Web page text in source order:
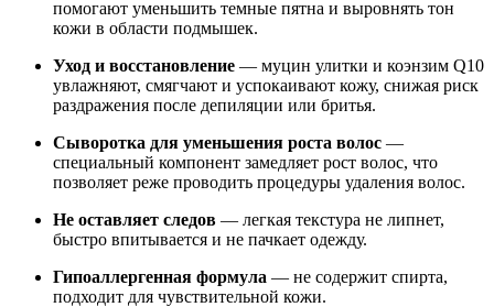
помогают уменьшить темные пятна и выровнять тон
кожи в области подмышек.
Уход и восстановление — муцин улитки и коэнзим Q10
увлажняют, смягчают и успокаивают кожу, снижая риск
раздражения после депиляции или бритья.
Сыворотка для уменьшения роста волос —
специальный компонент замедляет рост волос, что
позволяет реже проводить процедуры удаления волос.
Не оставляет следов — легкая текстура не липнет,
быстро впитывается и не пачкает одежду.
Гипоаллергенная формула — не содержит спирта,
подходит для чувствительной кожи.